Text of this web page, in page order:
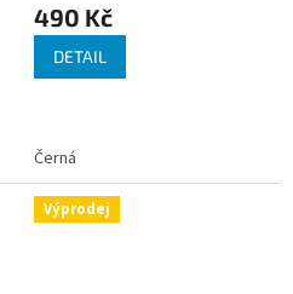
490 Kč
DETAIL
Černá
Výprodej